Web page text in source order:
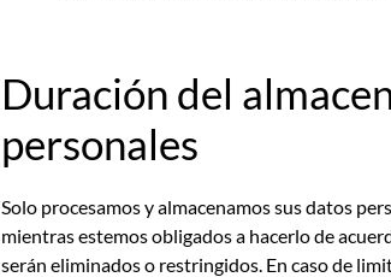
Duración del
personales
Solo procesamos y almacenamos sus datos
mientras estemos obligados a hacerlo de
serán eliminados o restringidos. En caso de